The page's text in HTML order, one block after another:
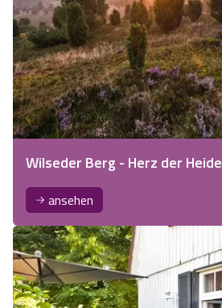
Wilseder Berg - Herz der Heide
ansehen